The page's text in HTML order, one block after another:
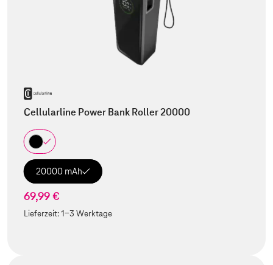
Cellularline Power Bank Roller 20000
20000 mAh
69,99 €
Lieferzeit:1-3 Werktage